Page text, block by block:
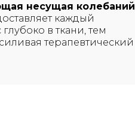
несущая колебаний
каждый
в ткани, тем
терапевтический